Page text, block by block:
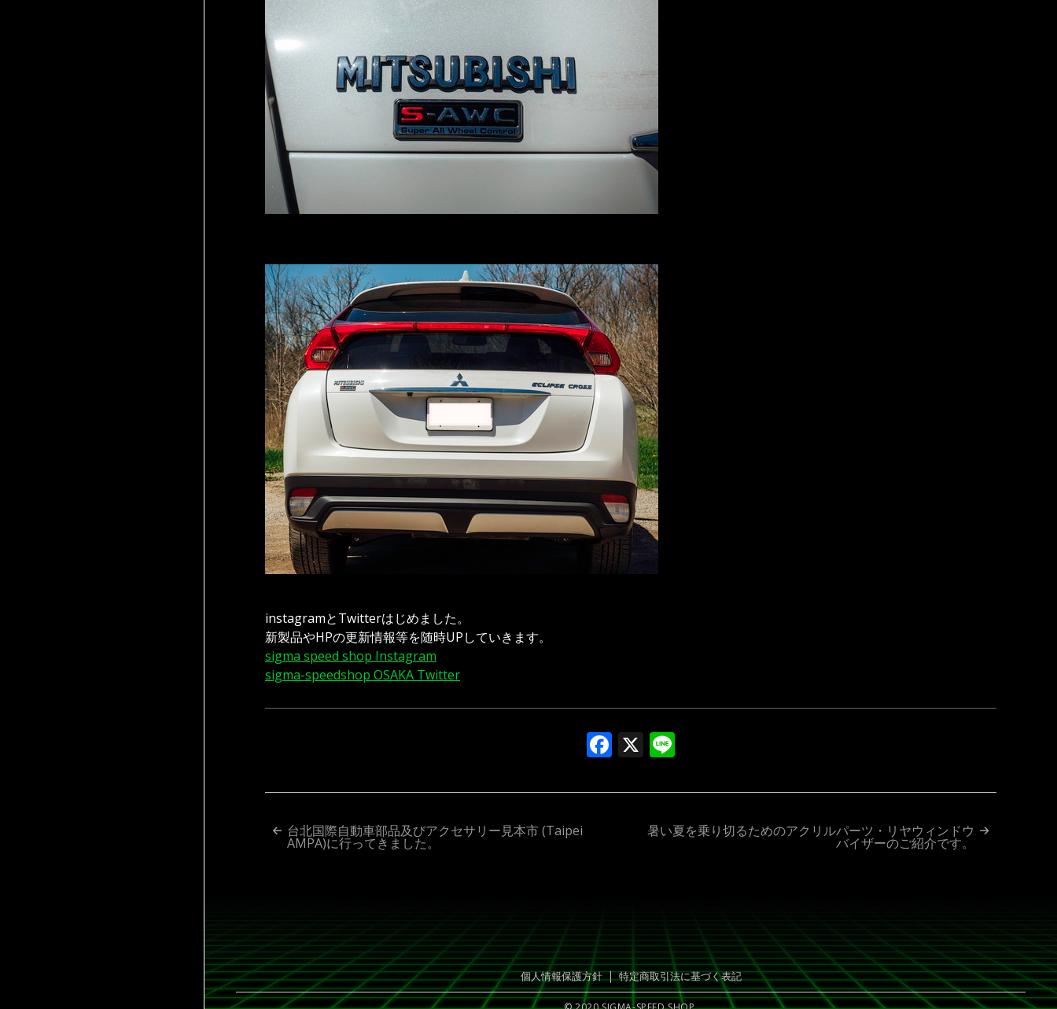
instagramとTwitterはじめました。
新製品やHPの更新情報等を随時UPしていきます。
sigma speed shop Instagram
sigma-speedshop OSAKA Twitter
Facebook
X
投
ゲ
ー
シ
台北国際自動車部品及びアクセサリー見本市 (Taipei
AMPA)に行ってきました。
暑い夏を乗り切るためのアクリルパーツ・リヤウィンドウ
バイザーのご紹介です。
個人情報保護方針｜特定商取引法に基づく表記